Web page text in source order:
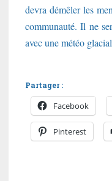
devra démêler les
communauté. Il ne
avec une météo
Partager :
Facebook
Pinterest